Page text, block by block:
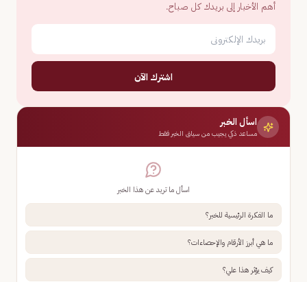
أهم الأخبار إلى بريدك كل صباح.
اشترك الآن
اسأل الخبر
مساعد ذكي يجيب من سياق الخبر فقط
اسأل ما تريد عن هذا الخبر
ما الفكرة الرئيسية للخبر؟
ما هي أبرز الأرقام والإحصاءات؟
كيف يؤثر هذا علي؟